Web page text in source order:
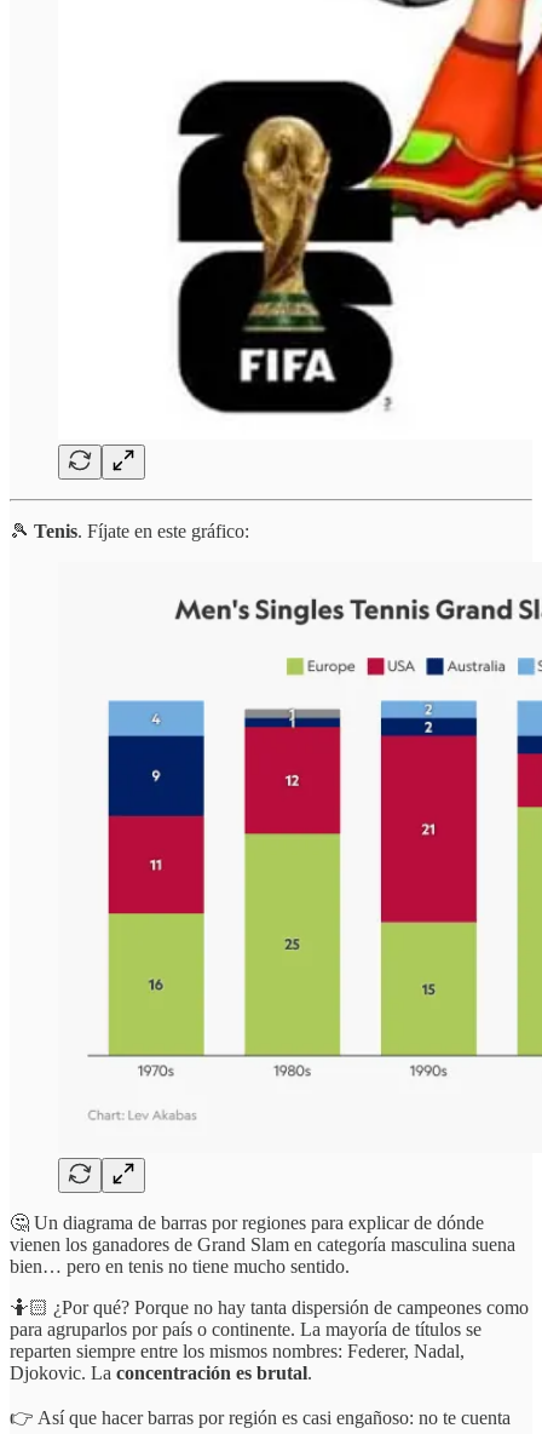
🎾 Tenis. Fíjate en este gráfico:
🤔 Un diagrama de barras por regiones para explicar de dónde
vienen los ganadores de Grand Slam en categoría masculina suena
bien… pero en tenis no tiene mucho sentido.
🤷🏻 ¿Por qué? Porque no hay tanta dispersión de campeones como
para agruparlos por país o continente. La mayoría de títulos se
reparten siempre entre los mismos nombres: Federer, Nadal,
Djokovic. La concentración es brutal.
👉 Así que hacer barras por región es casi engañoso: no te cuenta